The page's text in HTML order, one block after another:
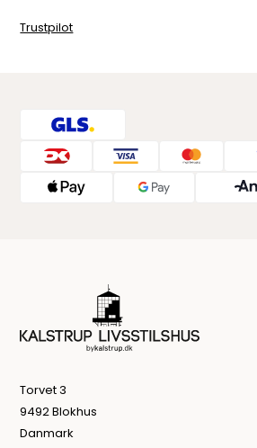
Trustpilot
Torvet 3
9492 Blokhus
Danmark